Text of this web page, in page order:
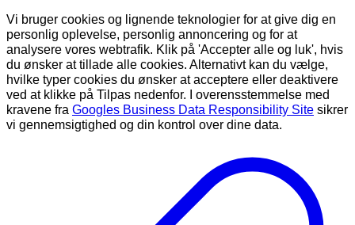
Vi bruger cookies og lignende teknologier for at give dig en
personlig oplevelse, personlig annoncering og for at
analysere vores webtrafik. Klik på 'Accepter alle og luk', hvis
du ønsker at tillade alle cookies. Alternativt kan du vælge,
hvilke typer cookies du ønsker at acceptere eller deaktivere
ved at klikke på Tilpas nedenfor. I overensstemmelse med
kravene fra Googles Business Data Responsibility Site sikrer
vi gennemsigtighed og din kontrol over dine data.